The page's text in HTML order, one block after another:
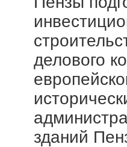
делового
зданий